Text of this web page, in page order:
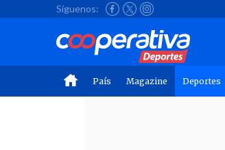
Síguenos:
País Magazine Deportes